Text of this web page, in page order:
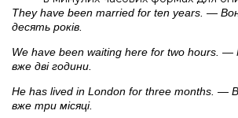
They have been married for ten years. —
десять років.
We have been waiting here for two hours.
вже дві години.
He has lived in London for three months. —
вже три місяці.